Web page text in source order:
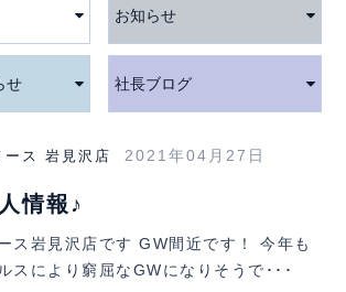
お知らせ
せ 社長ブログ
ース 岩見沢店 2021年04月27日
情報♪
ス岩見沢店です GW間近です！ 今年も
スにより窮屈なGWになりそうで･･･